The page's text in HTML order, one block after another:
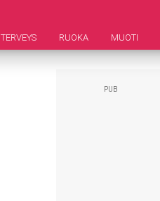
TERVEYS RUOKA MUOTI